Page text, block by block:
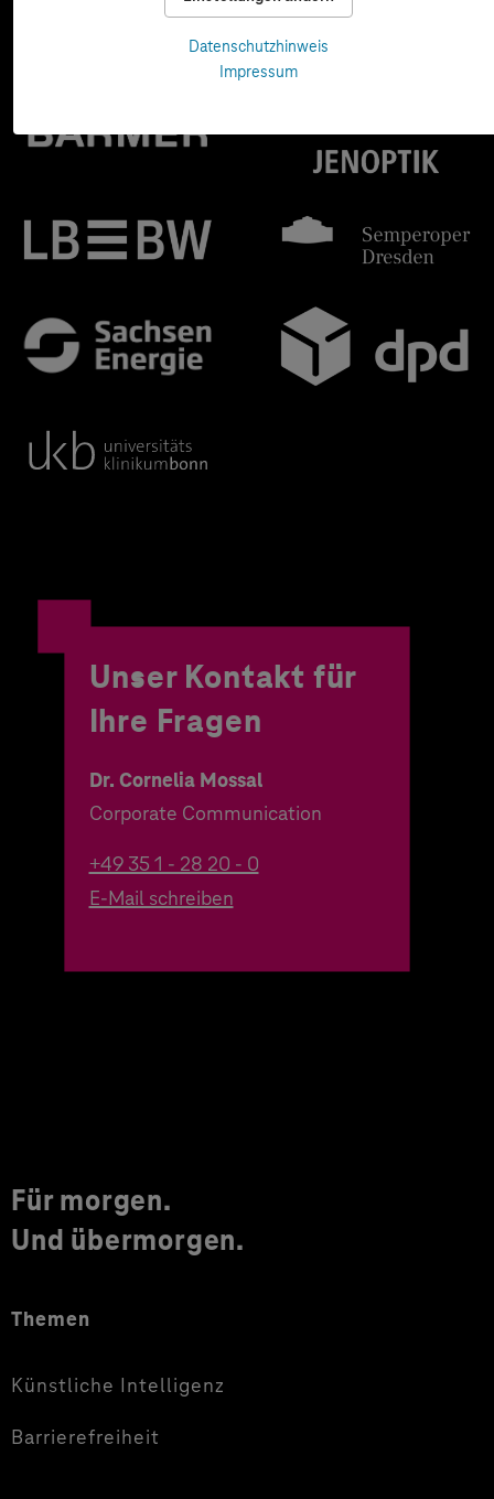
Datenschutzhinweis
Impressum
Unser Kontakt für
Ihre Fragen
Dr. Cornelia Mossal
Corporate Communication
+49 35 1 - 28 20 - 0
E-Mail schreiben
Für morgen.
Und übermorgen.
Themen
Künstliche Intelligenz
Barrierefreiheit